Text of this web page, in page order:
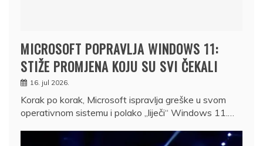
MICROSOFT POPRAVLJA WINDOWS 11:
STIŽE PROMJENA KOJU SU SVI ČEKALI
16. jul 2026.
Korak po korak, Microsoft ispravlja greške u svom
operativnom sistemu i polako „liječi“ Windows 11.…